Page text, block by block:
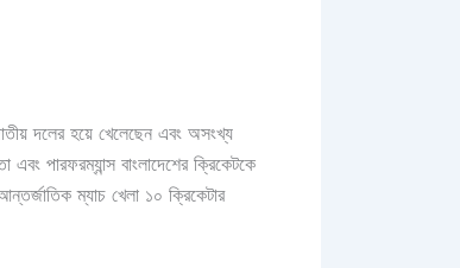
দলের হয়ে খেলেছেন এবং অসংখ্য
পারফরম্যান্স বাংলাদেশের ক্রিকেটকে
ম্যাচ খেলা ১০ ক্রিকেটার